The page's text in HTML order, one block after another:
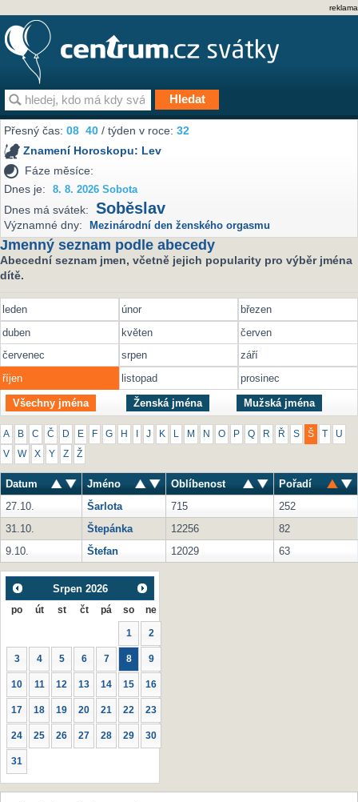
reklama
Přesný čas:08 40 / týden v roce:32
Znamení Horoskopu: Lev
Fáze měsíce:
Dnes je:
8. 8. 2026 Sobota
Dnes má svátek: Soběslav
Významné dny: Mezinárodní den ženského orgasmu
Jmenný seznam podle abecedy
Abecední seznam jmen, včetně jejich popularity pro výběr jména
dítě.
leden únor
březen
duben
květen
červen
červenec
srpen
září
říjen
listopad prosinec
Všechny jména Ženská jména Mužská jména
A B C Č D E F G H J K M N O P Q R Ř S Š U
V W X Y Z Ž
Datum Jméno Oblíbenost
Pořadí
27.10.
Šarlota 715
252
31.10.
Štepánka 12256
82
9.10.
Štefan 12029 63
Srpen 2026
po út st čt pá so ne
1 2
3 4 5 6 7 8 9
10 11 12 13 14 15 16
17 18 19 20 21 22 23
24 25 26 27 28 29 30
31